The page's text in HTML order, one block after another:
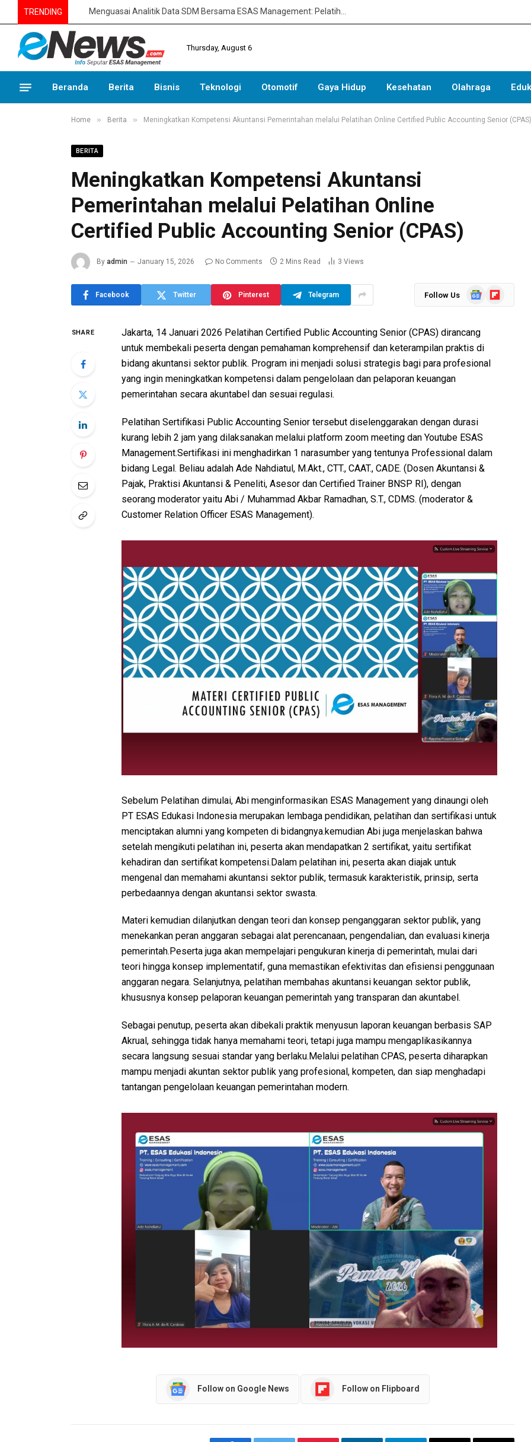
TRENDING
Thursday, August 6
Beranda Berita Bisnis Teknologi Otomotif Gaya Hidup Kesehatan Olahraga
Home » Berita » Meningkatkan Kompetensi Akuntansi Pemerintahan melalui Pelatihan Online Certified Public Accounting Senior (CPAS)
BERITA
Meningkatkan Kompetensi Akuntansi
Pemerintahan melalui Pelatihan Online
Certified Public Accounting Senior (CPAS)
By admin January 15, 2026 No Comments 2 Mins Read 3 Views
Facebook Twitter Pinterest Telegram Follow Us
GoogleFlipboard
SHARE
Jakarta, 14 Januari 2026 Pelatihan Certified Public Accounting Senior (CPAS) dirancang
untuk membekali peserta dengan pemahaman komprehensif dan keterampilan praktis di
bidang akuntansi sektor publik. Program ini menjadi solusi strategis bagi para profesional
yang ingin meningkatkan kompetensi dalam pengelolaan dan pelaporan keuangan
pemerintahan secara akuntabel dan sesuai regulasi.
Pelatihan Sertifikasi Public Accounting Senior tersebut diselenggarakan dengan durasi
kurang lebih 2 jam yang dilaksanakan melalui platform zoom meeting dan Youtube ESAS
Management.Sertifikasi ini menghadirkan 1 narasumber yang tentunya Professional dalam
bidang Legal. Beliau adalah Ade Nahdiatul, M.Akt., CTT., CAAT., CADE. (Dosen Akuntansi &
Pajak, Praktisi Akuntansi & Peneliti, Asesor dan Certified Trainer BNSP RI), dengan
seorang moderator yaitu Abi / Muhammad Akbar Ramadhan, S.T., CDMS. (moderator &
Customer Relation Officer ESAS Management).
Sebelum Pelatihan dimulai, Abi menginformasikan ESAS Management yang dinaungi oleh
PT ESAS Edukasi Indonesia merupakan lembaga pendidikan, pelatihan dan sertifikasi untuk
menciptakan alumni yang kompeten di bidangnya.kemudian Abi juga menjelaskan bahwa
setelah mengikuti pelatihan ini, peserta akan mendapatkan 2 sertifikat, yaitu sertifikat
kehadiran dan sertifikat kompetensi.Dalam pelatihan ini, peserta akan diajak untuk
mengenal dan memahami akuntansi sektor publik, termasuk karakteristik, prinsip, serta
perbedaannya dengan akuntansi sektor swasta.
Materi kemudian dilanjutkan dengan teori dan konsep penganggaran sektor publik, yang
menekankan peran anggaran sebagai alat perencanaan, pengendalian, dan evaluasi kinerja
pemerintah.Peserta juga akan mempelajari pengukuran kinerja di pemerintah, mulai dari
teori hingga konsep implementatif, guna memastikan efektivitas dan efisiensi penggunaan
anggaran negara. Selanjutnya, pelatihan membahas akuntansi keuangan sektor publik,
khususnya konsep pelaporan keuangan pemerintah yang transparan dan akuntabel.
Sebagai penutup, peserta akan dibekali praktik menyusun laporan keuangan berbasis SAP
Akrual, sehingga tidak hanya memahami teori, tetapi juga mampu mengaplikasikannya
secara langsung sesuai standar yang berlaku.Melalui pelatihan CPAS, peserta diharapkan
mampu menjadi akuntan sektor publik yang profesional, kompeten, dan siap menghadapi
tantangan pengelolaan keuangan pemerintahan modern.
Follow on Google News Follow on Flipboard